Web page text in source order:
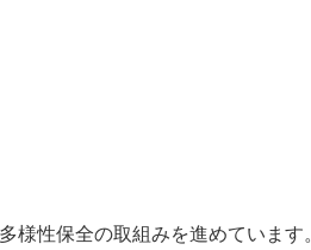
様性保全の取組みを進めていま